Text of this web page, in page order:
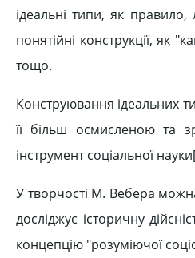
ідеальні типи, як правило,
понятійні конструкції, як
тощо.
Конструювання ідеальних
її більш осмисленою та
інструмент соціальної
У творчості М. Вебера
досліджує історичну
концепцію "розуміючої